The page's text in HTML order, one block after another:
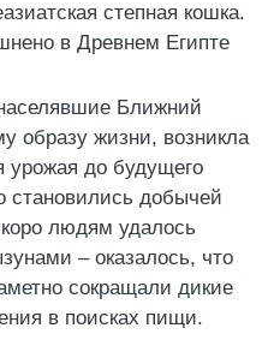
степная кошка.
в Древнем Египте
Ближний
образу жизни, возникла
урожая до будущего
становились добычей
людям удалось
– оказалось, что
сокращали дикие
в поисках пищи.